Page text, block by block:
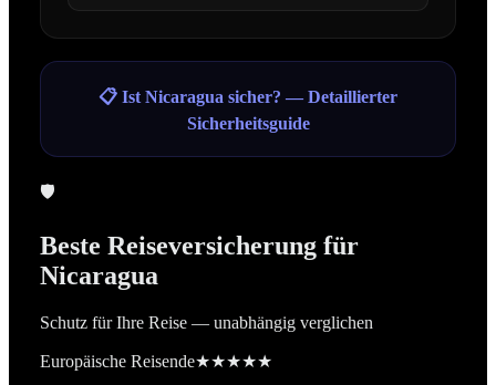
📋 Ist Nicaragua sicher? — Detaillierter
Sicherheitsguide
🛡️
Beste Reiseversicherung für
Nicaragua
Schutz für Ihre Reise — unabhängig verglichen
Europäische Reisende★★★★★